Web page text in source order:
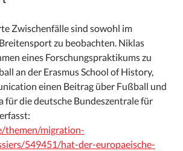
Zwischenfälle sind sowohl im
zu beobachten. Niklas
eines Forschungspraktikums zu
an der Erasmus School of History,
einen Beitrag über Fußball und
für die deutsche Bundeszentrale für
themen/migration-
549451/hat-der-europaeische-